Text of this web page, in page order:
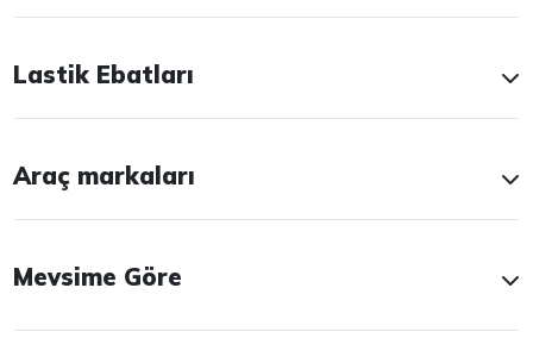
Lastik Ebatları
Araç markaları
Mevsime Göre